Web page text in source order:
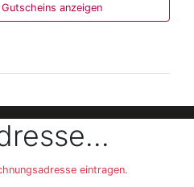
anzeigen
nur mit der Maus
eintragen.